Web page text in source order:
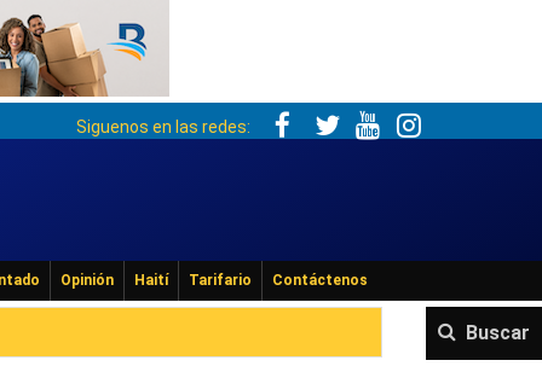
Siguenos en las redes:
Opinión Haití Tarifario Contáctenos
Buscar